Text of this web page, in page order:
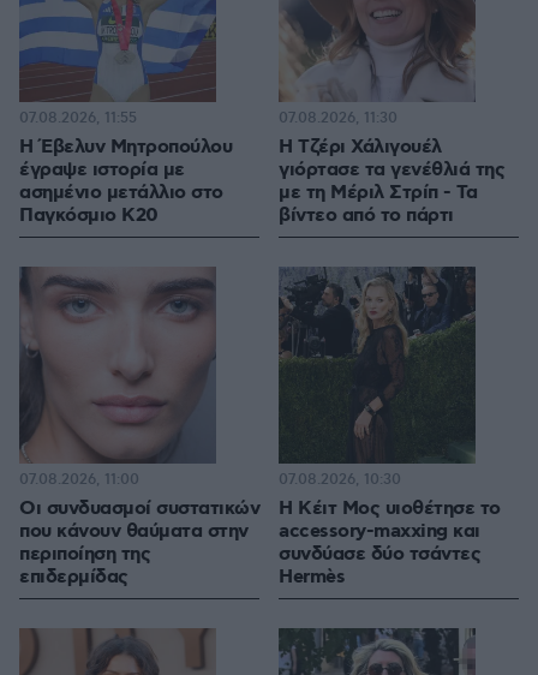
Η Έβελυν Μητροπούλου
έγραψε ιστορία με
ασημένιο μετάλλιο στο
Παγκόσμιο Κ20
07.08.2026, 11:55
H Τζέρι Χάλιγουέλ
γιόρτασε τα γενέθλιά της
με τη Μέριλ Στρίπ - Τα
βίντεο από το πάρτι
07.08.2026, 11:30
Οι συνδυασμοί συστατικών
που κάνουν θαύματα στην
περιποίηση της
επιδερμίδας
07.08.2026, 11:00
Η Κέιτ Μος υιοθέτησε τo
accessory-maxxing και
συνδύασε δύο τσάντες
Hermès
07.08.2026, 10:30